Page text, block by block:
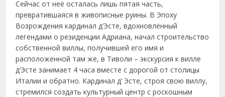
Сейчас от неё осталась лишь пятая часть,
превратившаяся в живописные руины. В Эпоху
Возрождения кардинал д’Эсте, вдохновлённый
легендами о резиденции Адриана, начал строительство
собственной виллы, получившей его имя и
расположенной там же, в Тиволи – экскурсия к вилле
д‘Эсте занимает 4 часа вместе с дорогой от столицы
Италии и обратно. Кардинал д‘ Эсте, строя свою виллу,
стремился создать культурный центр с роскошным